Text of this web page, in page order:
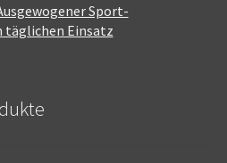
Sport-
täglichen Einsatz